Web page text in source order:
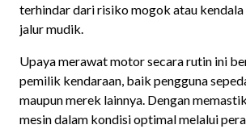
terhindar dari risiko mogok atau
jalur mudik.
Upaya merawat motor secara rutin ini
pemilik kendaraan, baik pengguna
maupun merek lainnya. Dengan
mesin dalam kondisi optimal melalui